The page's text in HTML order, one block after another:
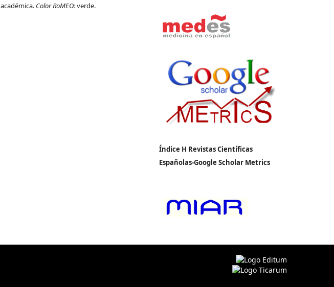
académica. Color RoMEO:verde.
Índice H Revistas Científicas
Españolas-Google Scholar Metrics